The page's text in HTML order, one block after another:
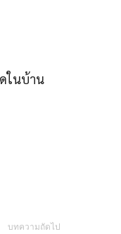
ในบ้าน
บทความถัดไป